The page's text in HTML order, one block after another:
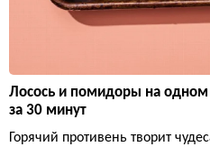
Лосось и помидоры на
за 30 минут
Горячий противень творит